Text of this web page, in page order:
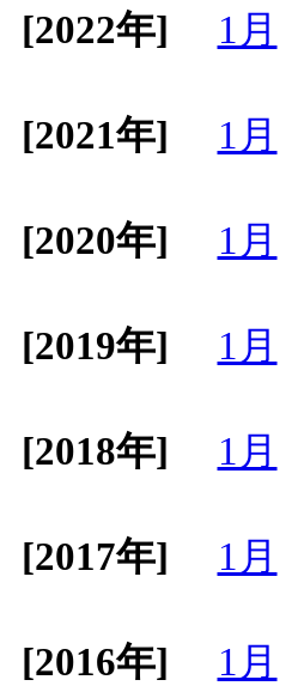
[2022年]
1月
[2021年]
1月
[2020年]
1月
[2019年]
1月
[2018年]
1月
[2017年]
1月
[2016年]
1月